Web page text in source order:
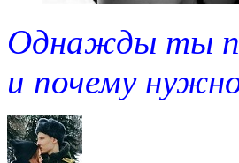
Однажды ты
и почему